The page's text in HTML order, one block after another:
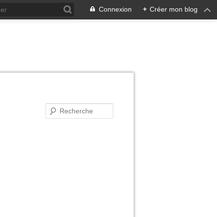
Connexion + Créer mon blog